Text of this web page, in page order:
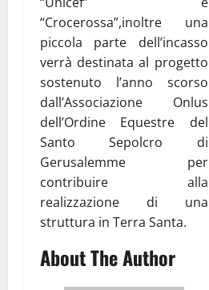
“Crocerossa”,inoltre una
piccola parte dell’incasso
verrà destinata al progetto
sostenuto l’anno scorso
dall’Associazione Onlus
dell’Ordine Equestre del
Santo Sepolcro di
Gerusalemme per
contribuire alla
realizzazione di una
struttura in Terra Santa.
About The Author